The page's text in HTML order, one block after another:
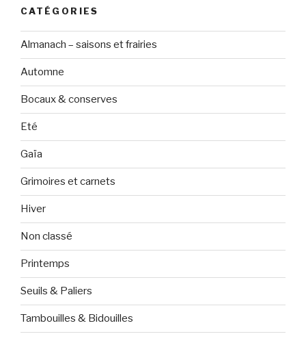
CATÉGORIES
Almanach – saisons et frairies
Automne
Bocaux & conserves
Eté
Gaïa
Grimoires et carnets
Hiver
Non classé
Printemps
Seuils & Paliers
Tambouilles & Bidouilles